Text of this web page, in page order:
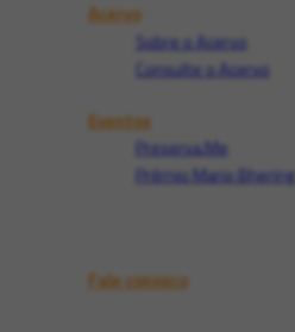
Acervo
Sobre o Acervo
Consulte o Acervo
Eventos
Preserva.Me
Prêmio Mario Bhering
Fale conosco